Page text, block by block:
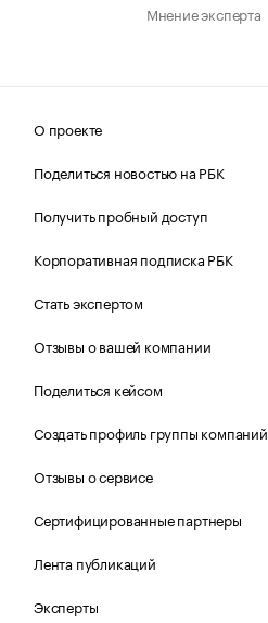
Мнение эксперта
О проекте
Поделиться новостью на РБК
Получить пробный доступ
Корпоративная подписка РБК
Стать экспертом
Отзывы о вашей компании
Поделиться кейсом
Создать профиль группы компаний
Отзывы о сервисе
Сертифицированные партнеры
Лента публикаций
Эксперты